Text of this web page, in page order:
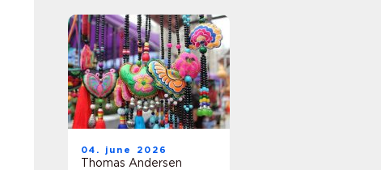
04. june 2026
Thomas Andersen